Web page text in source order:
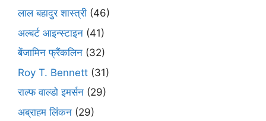
लाल बहादुर शास्त्री (46)
अल्बर्ट आइन्स्टाइन (41)
बेंजामिन फ्रैंकलिन (32)
Roy T. Bennett (31)
राल्फ वाल्डो इमर्सन (29)
अब्राहम लिंकन (29)